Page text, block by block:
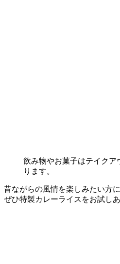
飲み物やお菓子はテイク
ります。
昔ながらの風情を楽しみたい方
ぜひ特製カレーライスをお試しあ